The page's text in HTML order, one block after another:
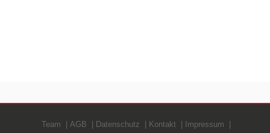
Team AGB Datenschutz Kontakt Impressum